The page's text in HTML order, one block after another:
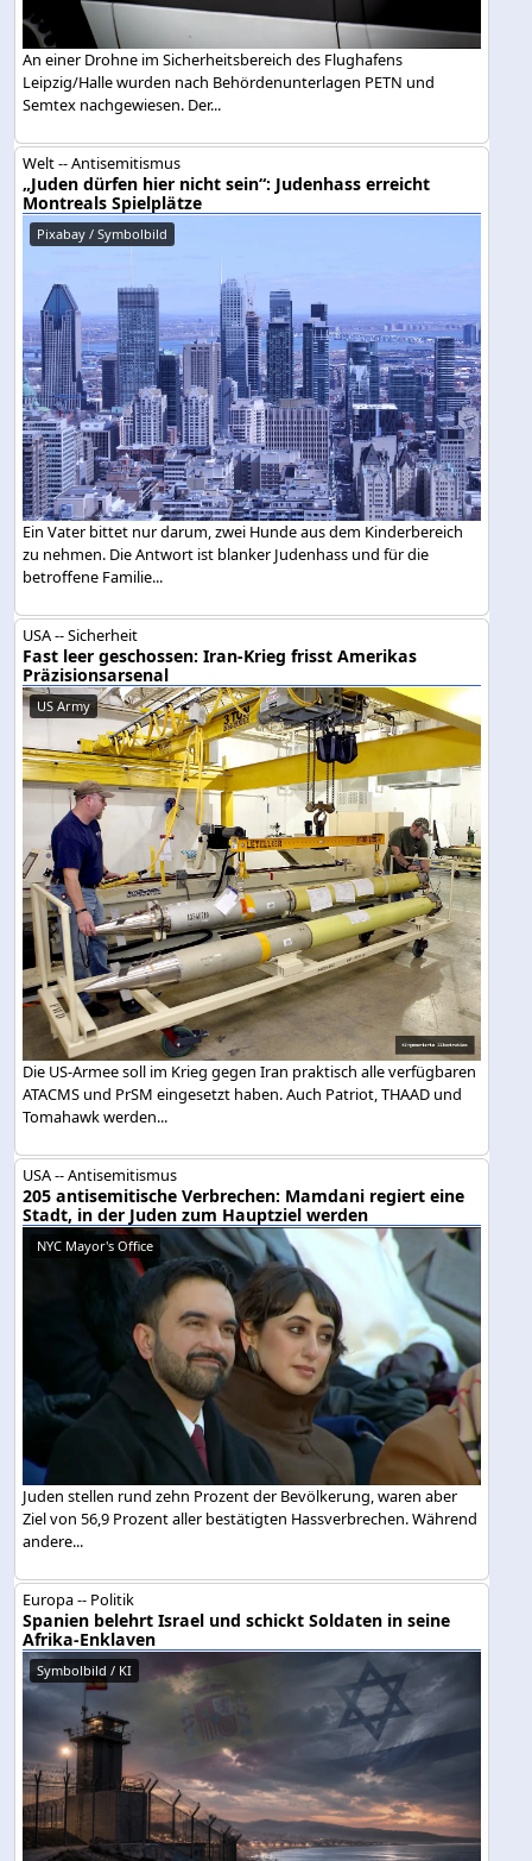
An einer Drohne im Sicherheitsbereich des Flughafens
Leipzig/Halle wurden nach Behördenunterlagen PETN und
Semtex nachgewiesen. Der...
Welt -- Antisemitismus
„Juden dürfen hier nicht sein“: Judenhass erreicht
Montreals Spielplätze
Pixabay / Symbolbild
Ein Vater bittet nur darum, zwei Hunde aus dem Kinderbereich
zu nehmen. Die Antwort ist blanker Judenhass und für die
betroffene Familie...
USA -- Sicherheit
Fast leer geschossen: Iran-Krieg frisst Amerikas
Präzisionsarsenal
US Army
Die US-Armee soll im Krieg gegen Iran praktisch alle verfügbaren
ATACMS und PrSM eingesetzt haben. Auch Patriot, THAAD und
Tomahawk werden...
USA -- Antisemitismus
205 antisemitische Verbrechen: Mamdani regiert eine
Stadt, in der Juden zum Hauptziel werden
NYC Mayor's Office
Juden stellen rund zehn Prozent der Bevölkerung, waren aber
Ziel von 56,9 Prozent aller bestätigten Hassverbrechen. Während
andere...
Europa -- Politik
Spanien belehrt Israel und schickt Soldaten in seine
Afrika-Enklaven
Symbolbild / KI